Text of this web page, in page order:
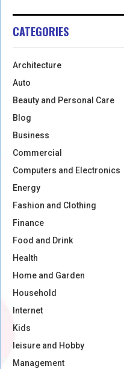
CATEGORIES
Architecture
Auto
Beauty and Personal Care
Blog
Business
Commercial
Computers and Electronics
Energy
Fashion and Clothing
Finance
Food and Drink
Health
Home and Garden
Household
Internet
Kids
leisure and Hobby
Management